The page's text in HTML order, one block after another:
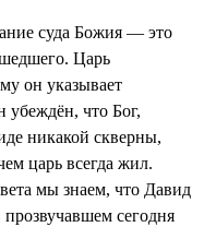
суда Божия — это
Царь
он указывает
убеждён, что Бог,
никакой скверны,
царь всегда жил.
мы знаем, что Давид
сегодня